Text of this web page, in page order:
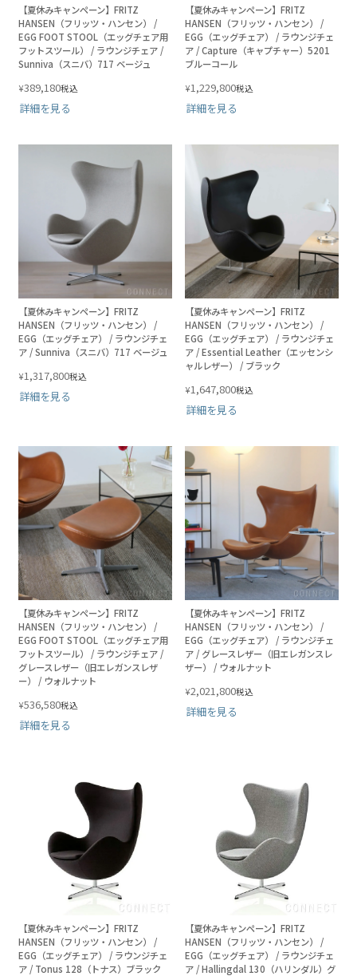
【夏休みキャンペーン】FRITZ
HANSEN（フリッツ・ハンセン） /
EGG FOOT STOOL（エッグチェア用
フットスツール） / ラウンジチェア /
Sunniva（スニバ）717 ベージュ
¥389,180税込
詳細を見る
【夏休みキャンペーン】FRITZ
HANSEN（フリッツ・ハンセン） /
EGG（エッグチェア） / ラウンジチェ
ア / Capture（キャプチャー）5201
ブルーコール
¥1,229,800税込
詳細を見る
【夏休みキャンペーン】FRITZ
HANSEN（フリッツ・ハンセン） /
EGG（エッグチェア） / ラウンジチェ
ア / Sunniva（スニバ）717 ベージュ
¥1,317,800税込
詳細を見る
【夏休みキャンペーン】FRITZ
HANSEN（フリッツ・ハンセン） /
EGG（エッグチェア） / ラウンジチェ
ア / Essential Leather（エッセンシ
ャルレザー） / ブラック
¥1,647,800税込
詳細を見る
【夏休みキャンペーン】FRITZ
HANSEN（フリッツ・ハンセン） /
EGG FOOT STOOL（エッグチェア用
フットスツール） / ラウンジチェア /
グレースレザー（旧エレガンスレザ
ー） / ウォルナット
¥536,580税込
詳細を見る
【夏休みキャンペーン】FRITZ
HANSEN（フリッツ・ハンセン） /
EGG（エッグチェア） / ラウンジチェ
ア / グレースレザー（旧エレガンスレ
ザー） / ウォルナット
¥2,021,800税込
詳細を見る
【夏休みキャンペーン】FRITZ
HANSEN（フリッツ・ハンセン） /
EGG（エッグチェア） / ラウンジチェ
ア / Tonus 128（トナス）ブラック
【夏休みキャンペーン】FRITZ
HANSEN（フリッツ・ハンセン） /
EGG（エッグチェア） / ラウンジチェ
ア / Hallingdal 130（ハリンダル）グ